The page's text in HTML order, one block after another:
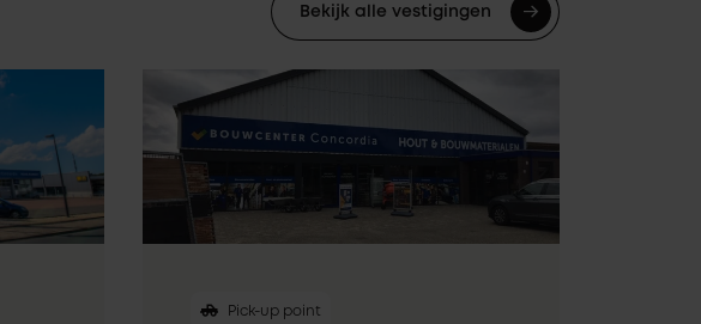
Bekijk alle vestigingen
Pick-up point